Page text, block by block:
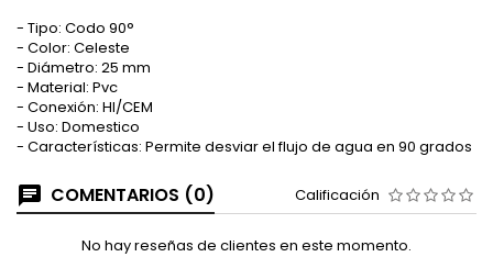
- Tipo: Codo 90°
- Color: Celeste
- Diámetro: 25 mm
- Material: Pvc
- Conexión: HI/CEM
- Uso: Domestico
- Características: Permite desviar el flujo de agua en 90 grados
COMENTARIOS (0) Calificación
No hay reseñas de clientes en este momento.